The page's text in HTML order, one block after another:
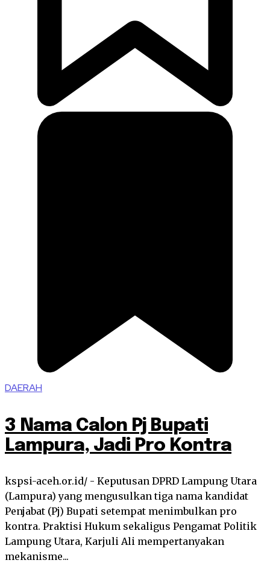
DAERAH
3 Nama Calon Pj Bupati
Lampura, Jadi Pro Kontra
kspsi-aceh.or.id/ - Keputusan DPRD Lampung Utara
(Lampura) yang mengusulkan tiga nama kandidat
Penjabat (Pj) Bupati setempat menimbulkan pro
kontra. Praktisi Hukum sekaligus Pengamat Politik
Lampung Utara, Karjuli Ali mempertanyakan
mekanisme...